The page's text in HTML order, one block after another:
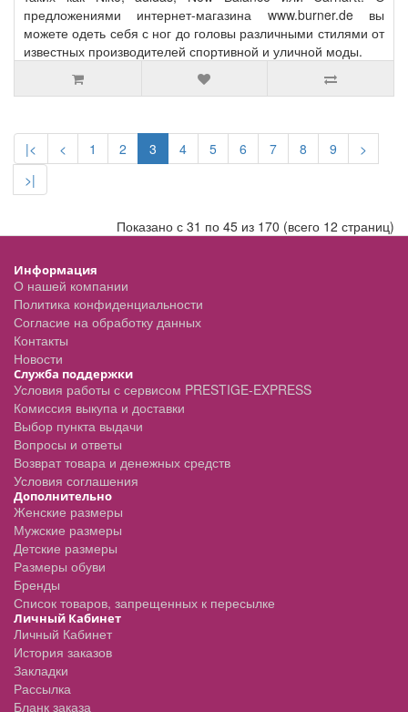
предложениями интернет-магазина www.burner.de вы
можете одеть себя с ног до головы различными стилями от
известных производителей спортивной и уличной моды.
|< < 1 2 3 4 5 6 7 8 9
>
>|
Показано с 31 по 45 из 170 (всего 12 страниц)
Информация
О нашей компании
Политика конфиденциальности
Согласие на обработку данных
Контакты
Новости
Служба поддержки
Условия работы с сервисом PRESTIGE-EXPRESS
Комиссия выкупа и доставки
Выбор пункта выдачи
Вопросы и ответы
Возврат товара и денежных средств
Условия соглашения
Дополнительно
Женские размеры
Мужские размеры
Детские размеры
Размеры обуви
Бренды
Список товаров, запрещенных к пересылке
Личный Кабинет
Личный Кабинет
История заказов
Закладки
Рассылка
Бланк заказа